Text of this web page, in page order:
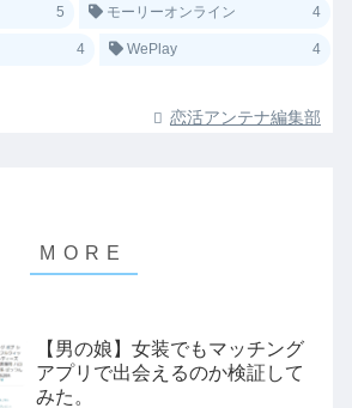
5 モーリーオンライン 4
4 WePlay 4
恋活アンテナ編集部
【男の娘】女装でもマッチング
アプリで出会えるのか検証して
みた。